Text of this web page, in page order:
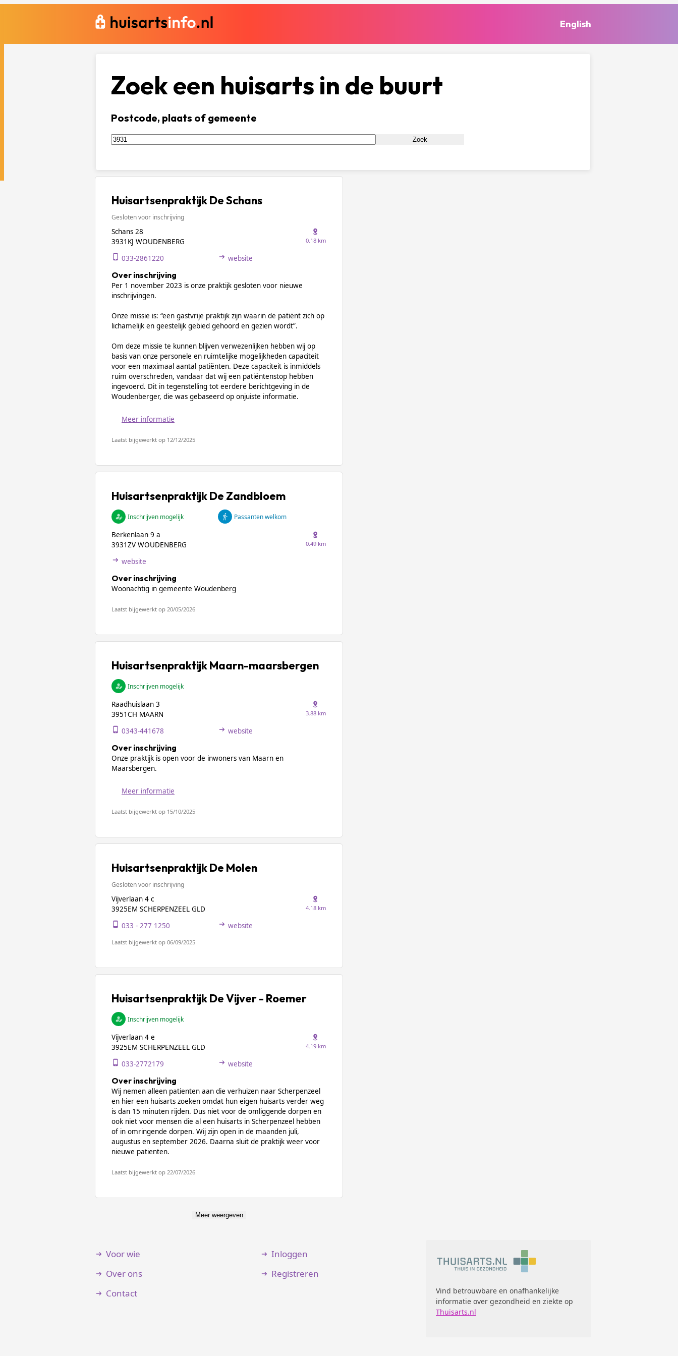
English
Zoek een huisarts in de buurt
Postcode, plaats of gemeente
Zoek
Huisartsenpraktijk De Schans
Gesloten voor inschrijving
Schans 28
3931KJ WOUDENBERG
0.18 km
033-2861220 website
Over inschrijving
Per 1 november 2023 is onze praktijk gesloten voor nieuwe
inschrijvingen.
Onze missie is: “een gastvrije praktijk zijn waarin de patiënt zich op
lichamelijk en geestelijk gebied gehoord en gezien wordt”.
Om deze missie te kunnen blijven verwezenlijken hebben wij op
basis van onze personele en ruimtelijke mogelijkheden capaciteit
voor een maximaal aantal patiënten. Deze capaciteit is inmiddels
ruim overschreden, vandaar dat wij een patiëntenstop hebben
ingevoerd. Dit in tegenstelling tot eerdere berichtgeving in de
Woudenberger, die was gebaseerd op onjuiste informatie.
Meer informatie
Laatst bijgewerkt op 12/12/2025
Huisartsenpraktijk De Zandbloem
Inschrijven mogelijk Passanten welkom
Berkenlaan 9 a
3931ZV WOUDENBERG
0.49 km
website
Over inschrijving
Woonachtig in gemeente Woudenberg
Laatst bijgewerkt op 20/05/2026
Huisartsenpraktijk Maarn-maarsbergen
Inschrijven mogelijk
Raadhuislaan 3
3951CH MAARN
3.88 km
0343-441678 website
Over inschrijving
Onze praktijk is open voor de inwoners van Maarn en
Maarsbergen.
Meer informatie
Laatst bijgewerkt op 15/10/2025
Huisartsenpraktijk De Molen
Gesloten voor inschrijving
Vijverlaan 4 c
3925EM SCHERPENZEEL GLD
4.18 km
033 - 277 1250 website
Laatst bijgewerkt op 06/09/2025
Huisartsenpraktijk De Vijver - Roemer
Inschrijven mogelijk
Vijverlaan 4 e
3925EM SCHERPENZEEL GLD
4.19 km
033-2772179 website
Over inschrijving
Wij nemen alleen patienten aan die verhuizen naar Scherpenzeel
en hier een huisarts zoeken omdat hun eigen huisarts verder weg
is dan 15 minuten rijden. Dus niet voor de omliggende dorpen en
ook niet voor mensen die al een huisarts in Scherpenzeel hebben
of in omringende dorpen. Wij zijn open in de maanden juli,
augustus en september 2026. Daarna sluit de praktijk weer voor
nieuwe patienten.
Laatst bijgewerkt op 22/07/2026
Meer weergeven
Voor wie
Over ons
Contact
Inloggen
Registreren
Vind betrouwbare en onafhankelijke
informatie over gezondheid en ziekte op
Thuisarts.nl